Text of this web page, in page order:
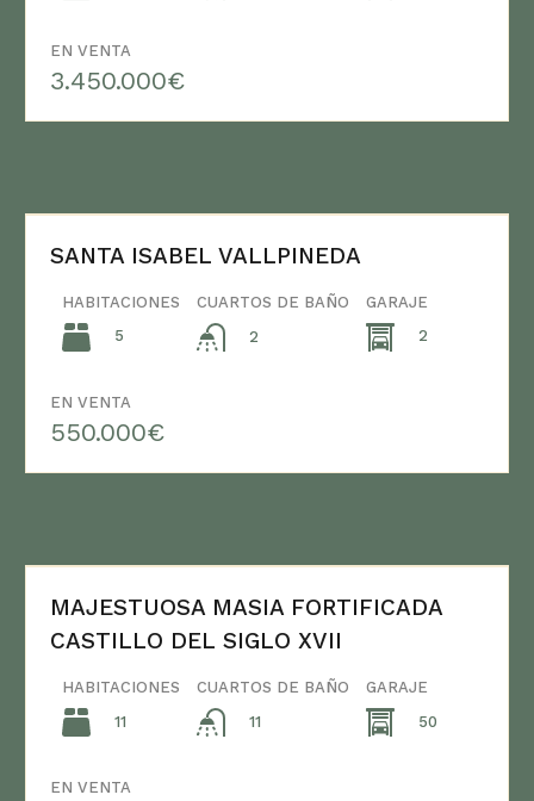
EN VENTA
3.450.000€
SANTA ISABEL VALLPINEDA
HABITACIONES
5
CUARTOS DE BAÑO
2
GARAJE
2
EN VENTA
550.000€
MAJESTUOSA MASIA FORTIFICADA
CASTILLO DEL SIGLO XVII
HABITACIONES
11
CUARTOS DE BAÑO
11
GARAJE
50
EN VENTA